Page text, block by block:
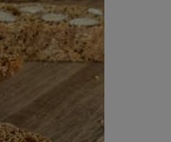
: 10 min
1h
biscuits